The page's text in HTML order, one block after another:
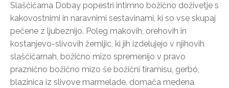
Slaščičarna Dobay popestri intimno božično doživetje s
kakovostnimi in naravnimi sestavinami, ki so vse skupaj
pečene z ljubeznijo. Poleg makovih, orehovih in
kostanjevo-slivovih žemljic, ki jih izdelujejo v njihovih
slaščičarnah, božično mizo spremenijo v pravo
praznično božično mizo še božični tiramisu, gerbó,
blazinica iz slivove marmelade, domača medena